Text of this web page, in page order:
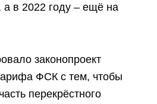
а в 2022 году – ещё на
законопроект
ФСК с тем, чтобы
перекрёстного